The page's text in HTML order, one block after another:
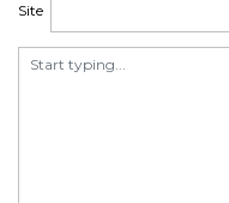
Site